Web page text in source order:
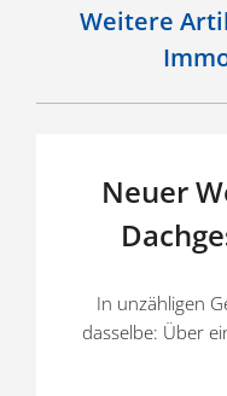
Weitere
Neuer
In unzäh­ligen
dasselbe: Über